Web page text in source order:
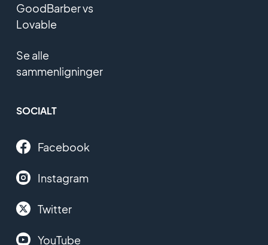
GoodBarber vs
Lovable
Se alle
sammenligninger
SOCIALT
Facebook
Instagram
Twitter
YouTube